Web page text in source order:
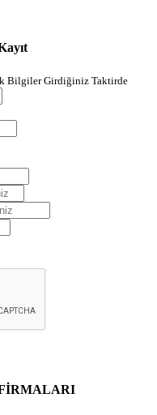
Bilgiler Girdiğiniz Taktirde